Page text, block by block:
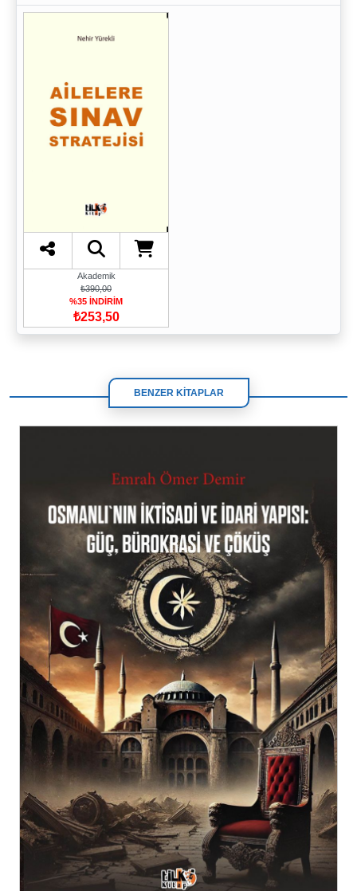
Akademik
₺390,00
%35 İNDİRİM
₺253,50
BENZER KİTAPLAR